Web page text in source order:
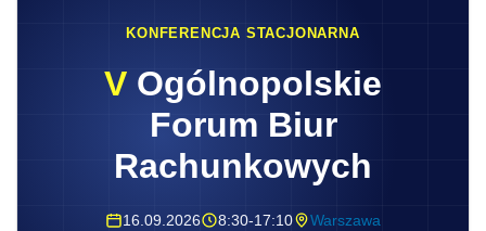
KONFERENCJA STACJONARNA
V Ogólnopolskie
Forum Biur
Rachunkowych
16.09.2026 8:30-17:10 Warszawa